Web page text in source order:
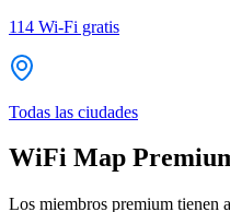
114 Wi-Fi gratis
Todas las ciudades
WiFi Map
Los miembros premium tienen